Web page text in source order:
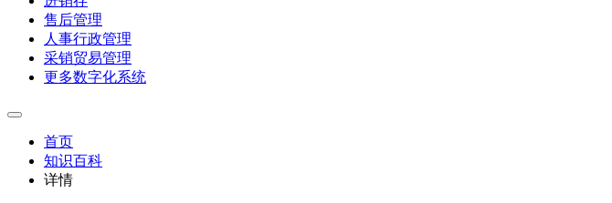
售后管理
人事行政管理
采销贸易管理
更多数字化系统
首页
知识百科
详情